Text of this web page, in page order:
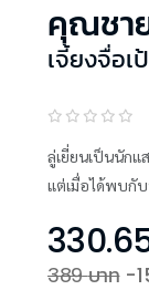
คุณชา
เจี้ยงจื่อเ
ลู่เยี่ยนเป็นนักแ
แต่เมื่อได้พบกับ
389บาท -